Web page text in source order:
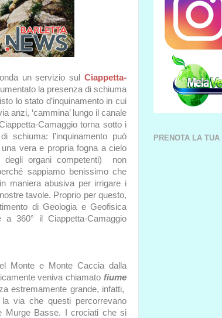
un servizio sul Ciappetta-
la presenza di schiuma
lo stato d’inquinamento in cui
anzi, ‘cammina’ lungo il canale
Camaggio torna sotto i
schiuma: l’inquinamento può
vera e propria fogna a cielo
degli organi competenti) non
sappiamo benissimo che
maniera abusiva per irrigare i
tavole. Proprio per questo,
di Geologia e Geofisica
360° il Ciappetta-Camaggio
Monte e Monte Caccia dalla
veniva chiamato fiume
estremamente grande, infatti,
via che questi percorrevano
Murge Basse. I crociati che si
PRENOTA LA